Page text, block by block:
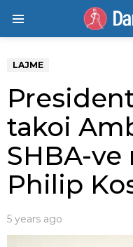
LAJME
takoi
SHBA-ve
Philip
5 years ago